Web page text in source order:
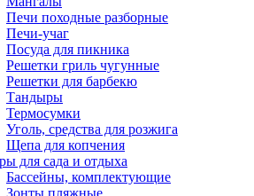
Печи походные разборные
Печи-учаг
Посуда для пикника
Решетки гриль чугунные
Решетки для барбекю
Тандыры
Термосумки
Уголь, средства для розжига
Щепа для копчения
для сада и отдыха
Бассейны, комплектующие
Зонты пляжные